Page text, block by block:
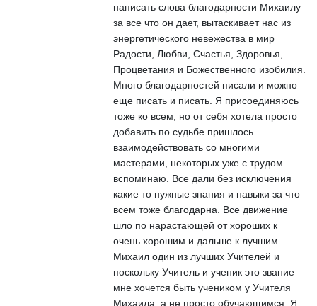
написать слова благодарности Михаилу
за все что он дает, вытаскивает нас из
энергетического невежества в мир
Радости, Любви, Счастья, Здоровья,
Процветания и Божественного изобилия.
Много благодарностей писали и можно
еще писать и писать. Я присоединяюсь
тоже ко всем, но от себя хотела просто
добавить по судьбе пришлось
взаимодействовать со многими
мастерами, некоторых уже с трудом
вспоминаю. Все дали без исключения
какие то нужные знания и навыки за что
всем тоже благодарна. Все движение
шло по нарастающей от хороших к
очень хорошим и дальше к лучшим.
Михаил один из лучших Учителей и
поскольку Учитель и ученик это звание
мне хочется быть учеником у Учителя
Михаила, а не просто обучающимся. Я